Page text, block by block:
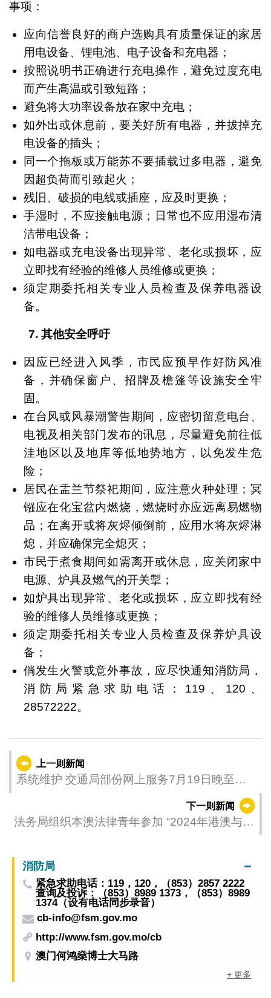
事项：
应向信誉良好的商户选购具有质量保证的家居
用电设备、锂电池、电子设备和充电器；
按照说明书正确进行充电操作，避免过度充电
而产生高温或引致短路；
避免将大功率设备放在家中充电；
如外出或休息前，要关好所有电器，并拔掉充
电设备的插头；
同一个拖板或万能苏不要插载过多电器，避免
因超负荷而引致起火；
残旧、破损的电线或插座，应及时更换；
手湿时，不应接触电源；日常也不应用湿布清
洁带电设备；
如电器或充电设备出现异常、老化或损坏，应
立即找有经验的维修人员维修或更换；
须定期委托相关专业人员检查及保养电器设
备。
7. 其他安全呼吁
因应已经进入风季，市民应预早作好防风准
备，并确保窗户、招牌及檐篷等设施安全牢
固。
在台风或风暴潮警告期间，应密切留意电台、
电视及相关部门发布的讯息，尽量避免前往低
洼地区以及地库等低地势地方，以免发生危
险；
居民在盂兰节祭祀期间，应注意火种处理；冥
镪应在化宝盆内燃烧，燃烧时亦应远离易燃物
品；在离开或将灰烬倾倒前，应用水将灰烬淋
熄，并应确保完全熄灭；
市民于煮食期间如需离开或休息，应关闭家中
电源、炉具及燃气的开关掣；
如炉具出现异常、老化或损坏，应立即找有经
验的维修人员维修或更换；
须定期委托相关专业人员检查及保养炉具设
备；
倘发生火警或意外事故，应尽快通知消防局，
消防局紧急求助电话：119、120、
28572222。
上一则新闻
系统维护 交通局部份网上服务7月19日晚至翌
下一则新闻
法务局组织本澳法律青年参加 “2024年港澳与内
消防局
紧急求助电话：119，120，（853）2857 2222
查询及投诉：（853）8989 1373，（853）8989
1374（设有电话同步录音）
cb-info@fsm.gov.mo
http://www.fsm.gov.mo/cb
澳门何鸿燊博士大马路
+ 更多